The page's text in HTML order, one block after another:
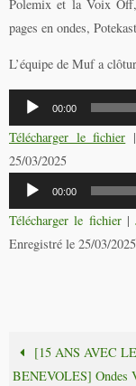
Polemix et la Voix
pages en ondes,
L’équipe de Muf a
Lecteur
audio
00:00
Télécharger le fichier
25/03/2025
Lecteur
audio
00:00
Télécharger le fichier|
Enregistré le 25/03/2025
[15 ANS AVEC
BENEVOLES] Ondes